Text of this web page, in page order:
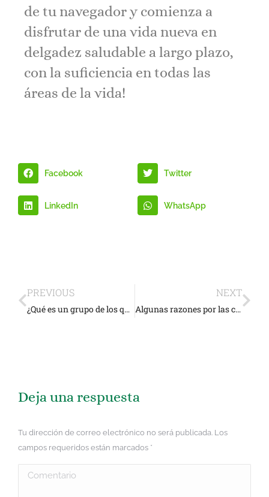
de tu navegador y comienza a
disfrutar de una vida nueva en
delgadez saludable a largo plazo,
con la suficiencia en todas las
áreas de la vida!
Facebook Twitter
LinkedIn WhatsApp
PREVIOUS
¿Qué es un grupo de los que organiza Richard Frenkel?
NEXT
Algunas razones por las cuales sigues con sobrepeso u obesidad
Deja una respuesta
Tu dirección de correo electrónico no será publicada. Los
campos requeridos están marcados *
Comentario